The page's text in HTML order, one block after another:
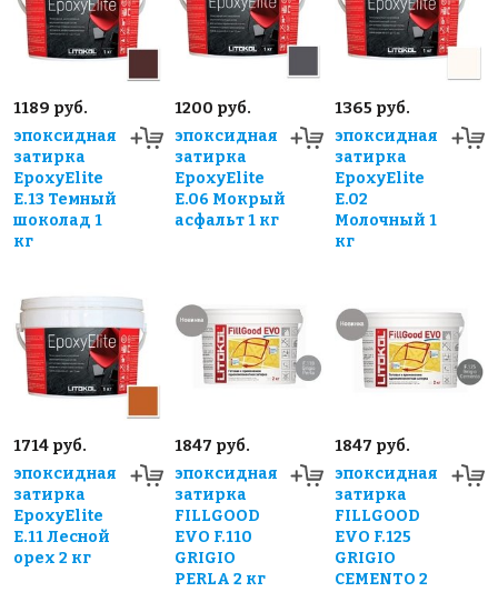
1189 руб.
эпоксидная
затирка
EpoxyElite
E.13 Темный
шоколад 1
кг
1200 руб.
эпоксидная
затирка
EpoxyElite
E.06 Мокрый
асфальт 1 кг
1365 руб.
эпоксидная
затирка
EpoxyElite
E.02
Молочный 1
кг
1714 руб.
эпоксидная
затирка
EpoxyElite
E.11 Лесной
орех 2 кг
1847 руб.
эпоксидная
затирка
FILLGOOD
EVO F.110
GRIGIO
PERLA 2 кг
1847 руб.
эпоксидная
затирка
FILLGOOD
EVO F.125
GRIGIO
CEMENTO 2